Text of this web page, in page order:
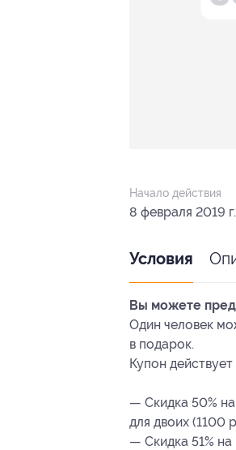
Начало действия
8 февраля 2019 г.
Условия
Вы можете
Один человек
в подарок.
Купон
— Скидка 50%
для двоих (1100
— Скидка 51%